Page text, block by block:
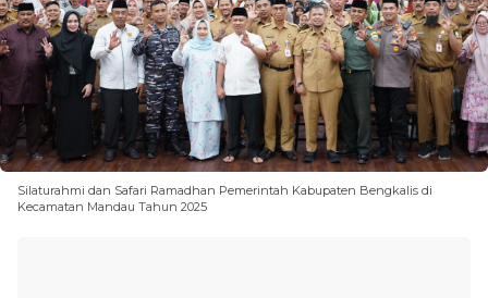
Silaturahmi dan Safari Ramadhan Pemerintah Kabupaten Bengkalis di
Kecamatan Mandau Tahun 2025